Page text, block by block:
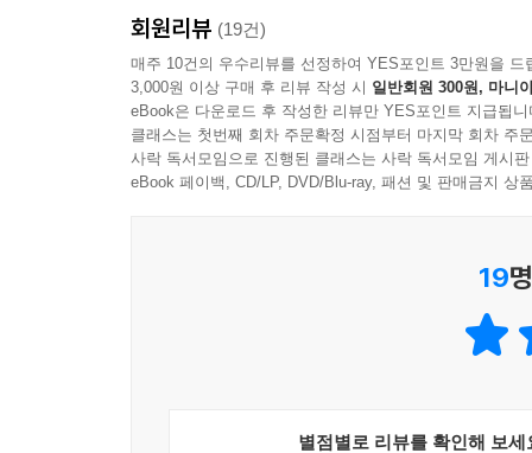
모멸감을 준 세미누드 촬영을 자랑스러운 필모그
그런 ‘재이’에게 ‘나’는 그날 현장에서 겪은 모욕
“사진도 없고 영상도 없지만 너에게는 기억이 있
때마다 기록하고.” (107쪽)
과거를 외면하고 싶어 하는 ‘재이’를 대신해 ‘턱
회원리뷰 (19건)
매주 10건의 우수리뷰를 선정하여 YES포인트 3만원을 드
3,000원 이상 구매 후 리뷰 작성 시 일반회원 300원, 마니
eBook은 다운로드 후 작성한 리뷰만 YES포인트 지급됩니
클래스는 첫번째 회차 주문확정 시점부터 마지막 회차 주
사락 독서모임으로 진행된 클래스는 사락 독서모임 게시
eBook 페이백, CD/LP, DVD/Blu-ray, 패션 및 판매금지 상
19
별점별로 리뷰를 확인해 보세